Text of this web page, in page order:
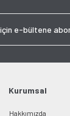
Kurumsal
Hakkımızda